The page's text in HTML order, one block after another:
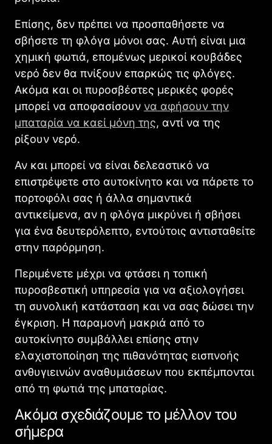
Επίσης, δεν πρέπει να προσπαθήσετε να
σβήσετε τη φλόγα μόνοι σας. Αυτή είναι μια
χημική φωτιά, επομένως μερικοί κουβάδες
νερό δεν θα πνίξουν επαρκώς τις φλόγες.
Ακόμα και οι πυροσβέστες μερικές φορές
μπορεί να αποφασίσουν να αφήσουν την
μπαταρία να καεί μόνη της, αντί να της
ρίξουν νερό.
Αν και μπορεί να είναι δελεαστικό να
επιστρέψετε στο αυτοκίνητο και να πάρετε το
πορτοφόλι σας ή άλλα σημαντικά
αντικείμενα, αν η φλόγα μικρύνει ή σβήσει
για ένα δευτερόλεπτο, εντούτοις αντισταθείτε
στην παρόρμηση.
Περιμένετε μέχρι να φτάσει η τοπική
πυροσβεστική υπηρεσία για να αξιολογήσει
τη συνολική κατάσταση και να σας δώσει την
έγκριση. Η παραμονή μακριά από το
αυτοκίνητο συμβάλλει επίσης στην
ελαχιστοποίηση της πιθανότητας εισπνοής
ανθυγιεινών αναθυμιάσεων που εκπέμπονται
από τη φωτιά της μπαταρίας.
Ακόμα σχεδιάζουμε το μέλλον του
σήμερα